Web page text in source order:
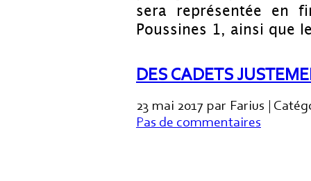
sera représentée en
Poussines 1, ainsi que
DES CADETS
23 mai 2017 par Farius |
Pas de commentaires